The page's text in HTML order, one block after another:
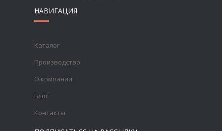
НАВИГАЦИЯ
Каталог
Производство
О компании
Блог
Контакты